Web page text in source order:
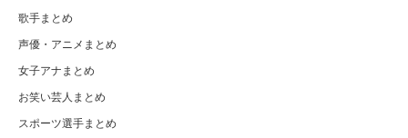
歌手まとめ
声優・アニメまとめ
女子アナまとめ
お笑い芸人まとめ
スポーツ選手まとめ